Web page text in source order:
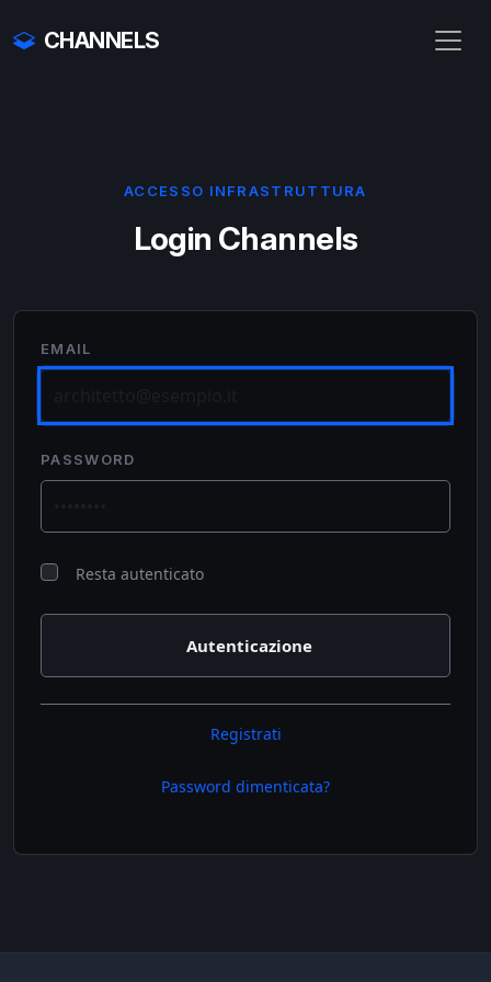
CHANNELS
ACCESSO INFRASTRUTTURA
Login Channels
EMAIL
PASSWORD
Resta autenticato
Registrati
Password dimenticata?